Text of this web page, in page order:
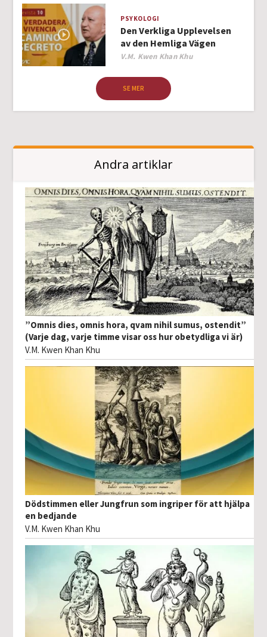
PSYKOLOGI
Den Verkliga Upplevelsen
av den Hemliga Vägen
Author
V.M. Kwen Khan Khu
SE MER
Andra artiklar
”Omnis dies, omnis hora, qvam nihil sumus, ostendit”
(Varje dag, varje timme visar oss hur obetydliga vi är)
V.M. Kwen Khan Khu
Dödstimmen eller Jungfrun som ingriper för att hjälpa
en bedjande
V.M. Kwen Khan Khu